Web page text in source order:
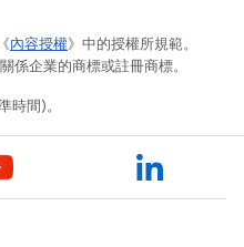
內容授權》中的授權所規範。
係企業的商標或註冊商標。
時間)。